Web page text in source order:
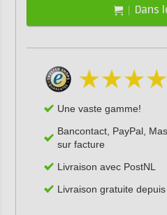
Dans
Une vaste gamme!
Bancontact, PayPal,
sur facture
Livraison avec PostNL
Livraison gratuite